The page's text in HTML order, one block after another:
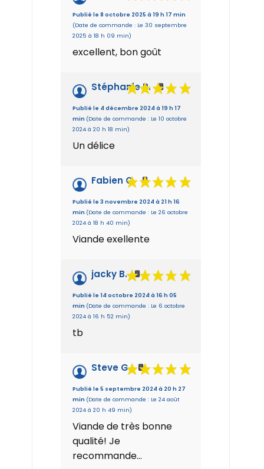
Publié le 8 octobre 2025 à 19 h 17 min
(Date de commande : Le 30 septembre
2025 à 18 h 09 min)
excellent, bon goût
Stéphanie B.
Publié le 4 décembre 2024 à 19 h 17
min (Date de commande : Le 10 octobre
2024 à 20 h 18 min)
Un délice
Fabien C.
Publié le 3 novembre 2024 à 21 h 16
min (Date de commande : Le 26 octobre
2024 à 18 h 40 min)
Viande exellente
jacky B.
Publié le 14 octobre 2024 à 16 h 05
min (Date de commande : Le 6 octobre
2024 à 16 h 52 min)
tb
Steve G.
Publié le 5 septembre 2024 à 20 h 27
min (Date de commande : Le 24 août
2024 à 20 h 49 min)
Viande de très bonne
qualité! Je
recommande…